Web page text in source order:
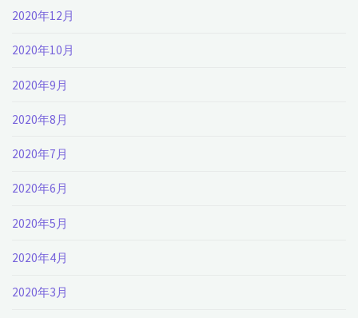
2020年12月
2020年10月
2020年9月
2020年8月
2020年7月
2020年6月
2020年5月
2020年4月
2020年3月